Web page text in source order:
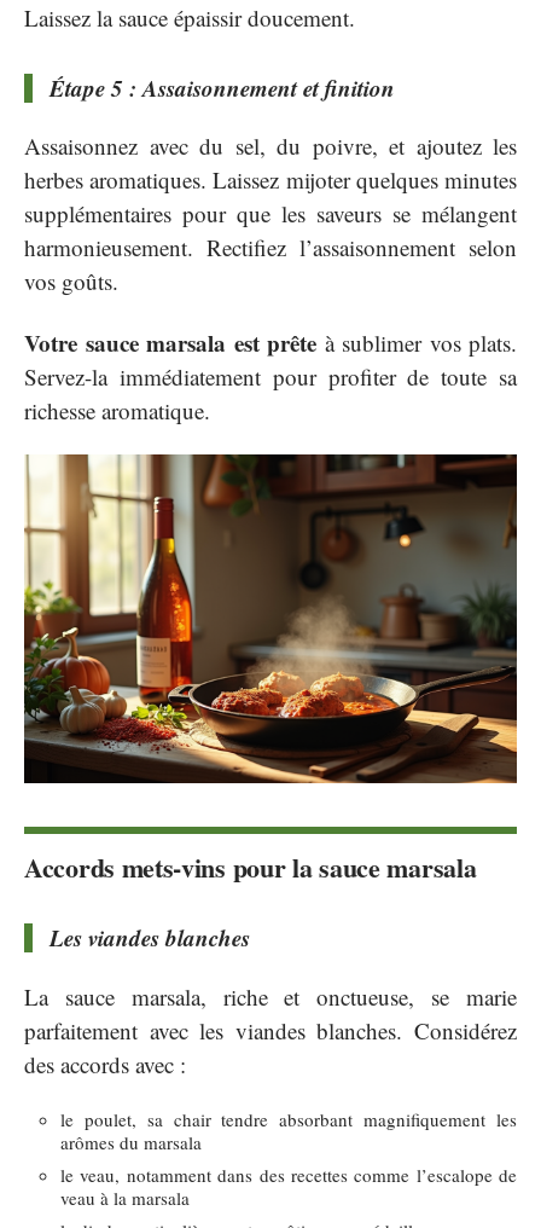
Laissez la sauce épaissir doucement.
Étape 5 : Assaisonnement et finition
Assaisonnez avec du sel, du poivre, et ajoutez les
herbes aromatiques. Laissez mijoter quelques minutes
supplémentaires pour que les saveurs se mélangent
harmonieusement. Rectifiez l’assaisonnement selon
vos goûts.
Votre sauce marsala est prête à sublimer vos plats.
Servez-la immédiatement pour profiter de toute sa
richesse aromatique.
Accords mets-vins pour la sauce marsala
Les viandes blanches
La sauce marsala, riche et onctueuse, se marie
parfaitement avec les viandes blanches. Considérez
des accords avec :
le poulet, sa chair tendre absorbant magnifiquement les
arômes du marsala
le veau, notamment dans des recettes comme l’escalope de
veau à la marsala